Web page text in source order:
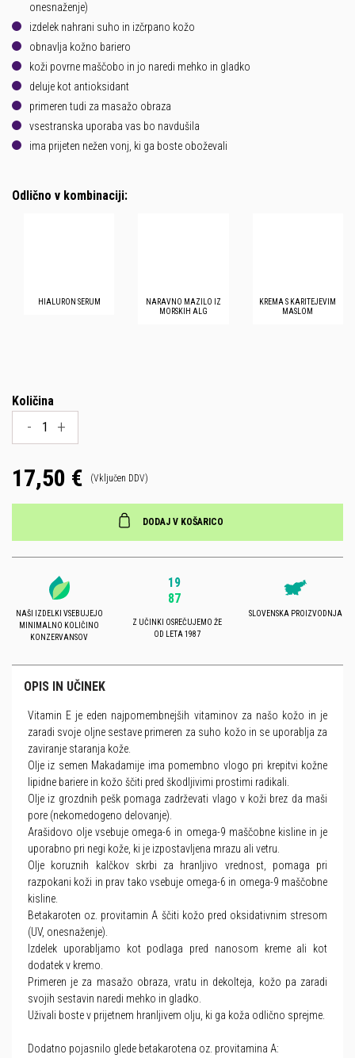
onesnaženje)
izdelek nahrani suho in izčrpano kožo
obnavlja kožno bariero
koži povrne maščobo in jo naredi mehko in gladko
deluje kot antioksidant
primeren tudi za masažo obraza
vsestranska uporaba vas bo navdušila
ima prijeten nežen vonj, ki ga boste oboževali
Odlično v kombinaciji:
HIALURON SERUM
NARAVNO MAZILO IZ
MORSKIH ALG
KREMA S KARITEJEVIM
MASLOM
Količina
- +
17,50 € (Vključen DDV)
DODAJ V KOŠARICO
NAŠI IZDELKI VSEBUJEJO
MINIMALNO KOLIČINO
KONZERVANSOV
19
87
Z UČINKI OSREČUJEMO ŽE
OD LETA 1987
SLOVENSKA PROIZVODNJA
OPIS IN UČINEK
Vitamin E je eden najpomembnejših vitaminov za našo kožo in je
zaradi svoje oljne sestave primeren za suho kožo in se uporablja za
zaviranje staranja kože.
Olje iz semen Makadamije ima pomembno vlogo pri krepitvi kožne
lipidne bariere in kožo ščiti pred škodljivimi prostimi radikali.
Olje iz grozdnih pešk pomaga zadrževati vlago v koži brez da maši
pore (nekomedogeno delovanje).
Arašidovo olje vsebuje omega-6 in omega-9 maščobne kisline in je
uporabno pri negi kože, ki je izpostavljena mrazu ali vetru.
Olje koruznih kalčkov skrbi za hranljivo vrednost, pomaga pri
razpokani koži in prav tako vsebuje omega-6 in omega-9 maščobne
kisline.
Betakaroten oz. provitamin A ščiti kožo pred oksidativnim stresom
(UV, onesnaženje).
Izdelek uporabljamo kot podlaga pred nanosom kreme ali kot
dodatek v kremo.
Primeren je za masažo obraza, vratu in dekolteja, kožo pa zaradi
svojih sestavin naredi mehko in gladko.
Uživali boste v prijetnem hranljivem olju, ki ga koža odlično sprejme.
Dodatno pojasnilo glede betakarotena oz. provitamina A: